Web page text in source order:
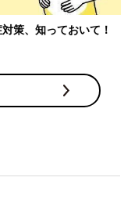
策、知っておいて！